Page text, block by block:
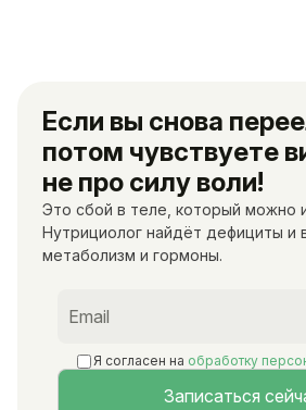
Если вы снова
потом чувствуете
не про силу воли!
Это сбой в теле, который можно
Нутрициолог найдёт дефициты и
метаболизм и гормоны.
Я согласен на обработку